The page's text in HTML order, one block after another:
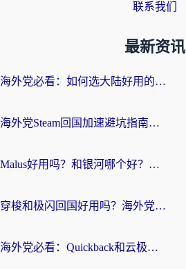
联系我们
最新资讯
海外党必看：如何选大陆好用的vpn？一篇解决你的回国访问难题
海外党Steam回国加速避坑指南：从延迟卡顿到无缝畅玩，我踩过的坑和最优解
Malus好用吗？和银河哪个好？海外党选回国加速器的避坑指南（附乌克兰玩国内游戏实测）
穿梭和极闪回国好用吗？海外党亲测4款加速器+1个隐藏宝藏
海外党必看：Quickback和云极好用吗？3招教你选对回国加速器（附PC端VPN实测对比）